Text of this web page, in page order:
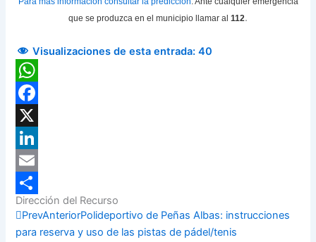
que se produzca en el municipio llamar al 112.
Visualizaciones de esta entrada: 40
WhatsApp
Facebook
X
LinkedIn
Email
Compartir
Dirección del Recurso
PrevAnteriorPolideportivo de Peñas Albas: instrucciones
para reserva y uso de las pistas de pádel/tenis